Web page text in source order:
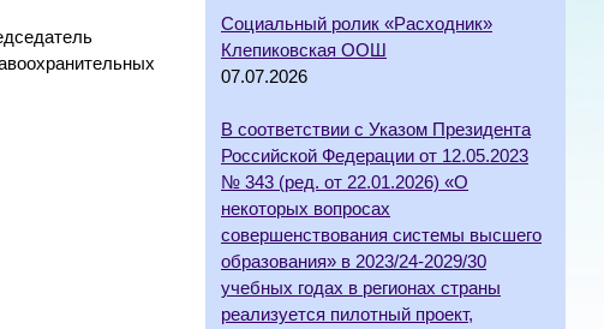
Социальный ролик «Расходник»
Клепиковская ООШ
07.07.2026
В соответствии с Указом Президента
Российской Федерации от 12.05.2023
№ 343 (ред. от 22.01.2026) «О
некоторых вопросах
совершенствования системы высшего
образования» в 2023/24-2029/30
учебных годах в регионах страны
реализуется пилотный проект,